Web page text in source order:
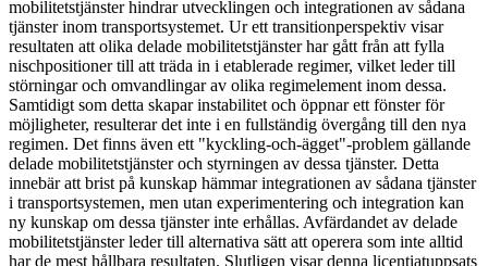
mobilitetstjänster hindrar utvecklingen och integrationen av sådana
tjänster inom transportsystemet. Ur ett transitionperspektiv visar
resultaten att olika delade mobilitetstjänster har gått från att fylla
nischpositioner till att träda in i etablerade regimer, vilket leder till
störningar och omvandlingar av olika regimelement inom dessa.
Samtidigt som detta skapar instabilitet och öppnar ett fönster för
möjligheter, resulterar det inte i en fullständig övergång till den nya
regimen. Det finns även ett "kyckling-och-ägget"-problem gällande
delade mobilitetstjänster och styrningen av dessa tjänster. Detta
innebär att brist på kunskap hämmar integrationen av sådana tjänster
i transportsystemen, men utan experimentering och integration kan
ny kunskap om dessa tjänster inte erhållas. Avfärdandet av delade
mobilitetstjänster leder till alternativa sätt att operera som inte alltid
har de mest hållbara resultaten. Slutligen visar denna licentiatuppsats